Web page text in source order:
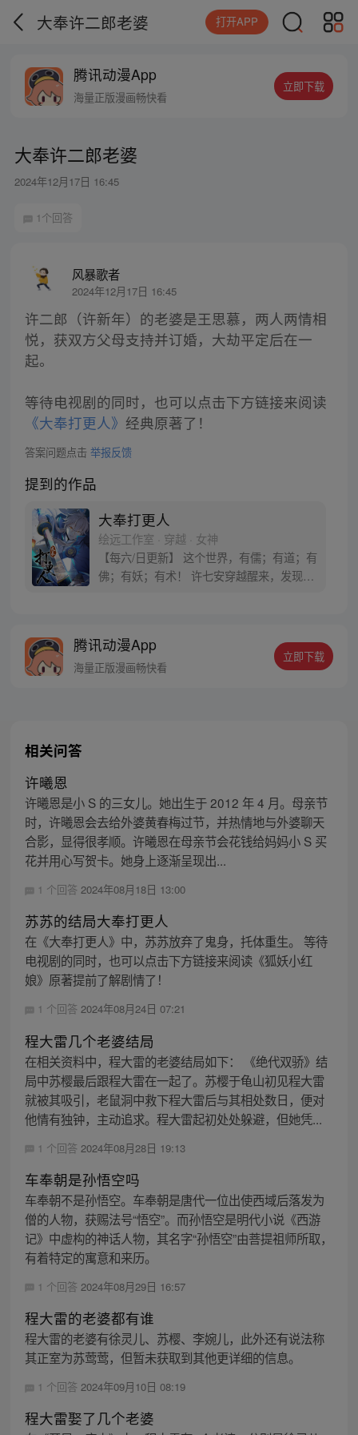
大奉许二郎老婆 打开APP
腾讯动漫App
海量正版漫画畅快看
立即下载
大奉许二郎老婆
2024年12月17日 16:45
1个回答
风暴歌者
2024年12月17日 16:45
许二郎（许新年）的老婆是王思慕，两人两情相
悦，获双方父母支持并订婚，大劫平定后在一
起。
等待电视剧的同时，也可以点击下方链接来阅读
《大奉打更人》 经典原著了！
答案问题点击 举报反馈
提到的作品
大奉打更人
绘远工作室 · 穿越 · 女神
【每六/日更新】 这个世界，有儒；有道；有
佛；有妖；有术！ 许七安穿越醒来，发现自
者卖报小郎君同名小说 QQ群号：
799493374
腾讯动漫App
海量正版漫画畅快看
立即下载
相关问答
许曦恩
许曦恩是小 S 的三女儿。她出生于 2012 年 4 月。母亲节
时，许曦恩会去给外婆黄春梅过节，并热情地与外婆聊天
合影，显得很孝顺。许曦恩在母亲节会花钱给妈妈小 S 买
花并用心写贺卡。她身上逐渐呈现出...
1 个回答 2024年08月18日 13:00
苏苏的结局大奉打更人
在《大奉打更人》中，苏苏放弃了鬼身，托体重生。 等待
电视剧的同时，也可以点击下方链接来阅读《狐妖小红
娘》原著提前了解剧情了！
1 个回答 2024年08月24日 07:21
程大雷几个老婆结局
在相关资料中，程大雷的老婆结局如下： 《绝代双骄》结
局中苏樱最后跟程大雷在一起了。苏樱于龟山初见程大雷
就被其吸引，老鼠洞中救下程大雷后与其相处数日，便对
他情有独钟，主动追求。程大雷起初处处躲避，但她凭...
1 个回答 2024年08月28日 19:13
车奉朝是孙悟空吗
车奉朝不是孙悟空。车奉朝是唐代一位出使西域后落发为
僧的人物，获赐法号“悟空”。而孙悟空是明代小说《西游
记》中虚构的神话人物，其名字“孙悟空”由菩提祖师所取，
有着特定的寓意和来历。
1 个回答 2024年08月29日 16:57
程大雷的老婆都有谁
程大雷的老婆有徐灵儿、苏樱、李婉儿，此外还有说法称
其正室为苏莺莺，但暂未获取到其他更详细的信息。
1 个回答 2024年09月10日 08:19
程大雷娶了几个老婆